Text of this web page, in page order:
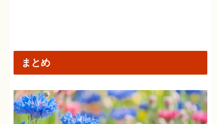
ー
まとめ